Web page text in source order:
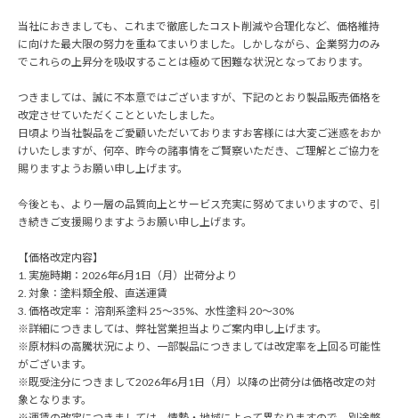
当社におきましても、これまで徹底したコスト削減や合理化など、価格維持
に向けた最大限の努力を重ねてまいりました。しかしながら、企業努力のみ
でこれらの上昇分を吸収することは極めて困難な状況となっております。
つきましては、誠に不本意ではございますが、下記のとおり製品販売価格を
改定させていただくことといたしました。
日頃より当社製品をご愛顧いただいておりますお客様には大変ご迷惑をおか
けいたしますが、何卒、昨今の諸事情をご賢察いただき、ご理解とご協力を
賜りますようお願い申し上げます。
今後とも、より一層の品質向上とサービス充実に努めてまいりますので、引
き続きご支援賜りますようお願い申し上げます。
【価格改定内容】
1. 実施時期：2026年6月1日（月）出荷分より
2. 対象：塗料類全般、直送運賃
3. 価格改定率： 溶剤系塗料 25～35%、水性塗料 20～30%
※詳細につきましては、弊社営業担当よりご案内申し上げます。
※原材料の高騰状況により、一部製品につきましては改定率を上回る可能性
がございます。
※既受注分につきまして2026年6月1日（月）以降の出荷分は価格改定の対
象となります。